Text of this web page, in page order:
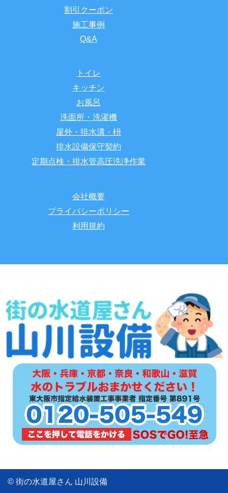
割引クーポン
施工事例
Q&A
トイレ
キッチン
お風呂
洗面所・洗濯機
屋外・排水溝・枡
排水設備保守契約
定期点検・排水管高圧洗浄作業
会社概要
プライバシーポリシー
利用規約
© 街の水道屋さん 山川設備